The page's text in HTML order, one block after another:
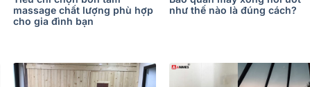
massage chất lượng phù hợp
cho gia đình bạn
như thế nào là đúng cách?